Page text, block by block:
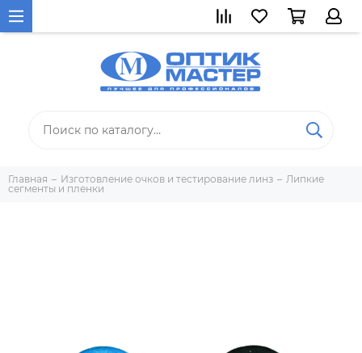
Главная Изготовление очков и тестирование линз
Липкие
сегменты и пленки